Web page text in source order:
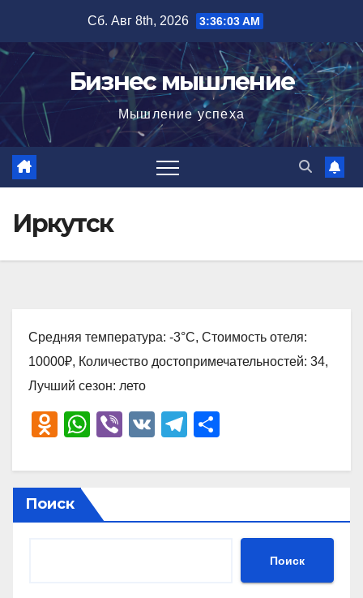
содержимому
Сб. Авг 8th, 2026 3:36:04 AM
Бизнес мышление
Мышление успеха
Иркутск
Средняя температура: -3°C, Стоимость отеля:
10000₽, Количество достопримечательностей: 34,
Лучший сезон: лето
O
n
o
kl
W
at
s
A
Vi
er
V
T
e
a
р
в
ть
Поиск
Поиск